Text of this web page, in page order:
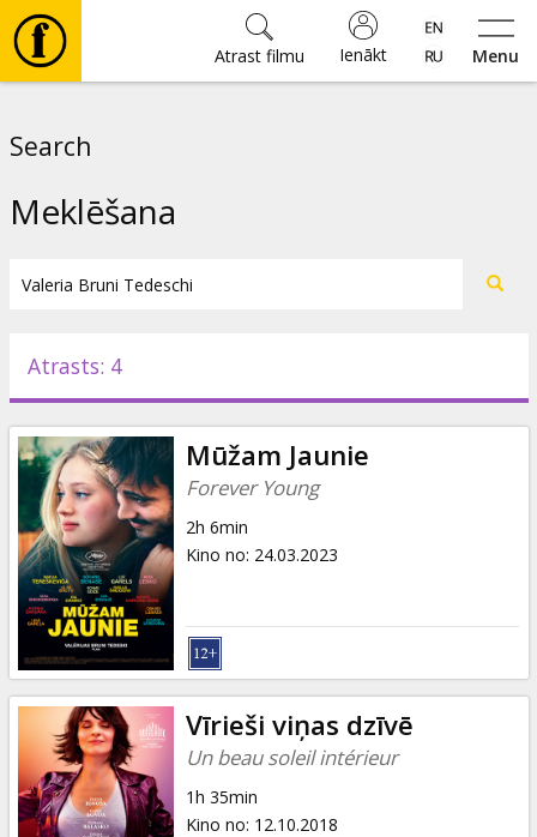
Menu
Ienākt
Atrast filmu
Pasākumi
Ziņas
Dāvanu
kartes
Uzkodas
B2B
Kino
Klubs
Search
Meklēšana
Atrasts: 4
Mūžam Jaunie
Forever Young
2h 6min
Kino no: 24.03.2023
Vīrieši viņas dzīvē
Un beau soleil intérieur
1h 35min
Kino no: 12.10.2018